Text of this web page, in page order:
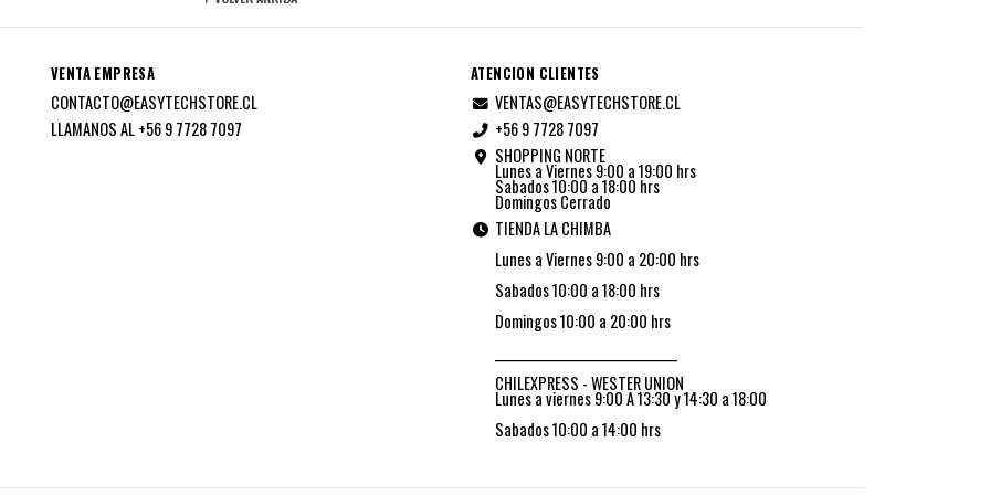
VENTA EMPRESA
CONTACTO@EASYTECHSTORE.CL
LLAMANOS AL +56 9 7728 7097
ATENCION CLIENTES
VENTAS@EASYTECHSTORE.CL
+56 9 7728 7097
SHOPPING NORTE
Lunes a Viernes 9:00 a 19:00 hrs
Sabados 10:00 a 18:00 hrs
Domingos Cerrado
TIENDA LA CHIMBA
Lunes a Viernes 9:00 a 20:00 hrs
Sabados 10:00 a 18:00 hrs
Domingos 10:00 a 20:00 hrs
CHILEXPRESS - WESTER UNION
Lunes a viernes 9:00 A 13:30 y 14:30 a 18:00
Sabados 10:00 a 14:00 hrs